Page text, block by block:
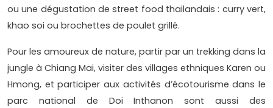
ou une dégustation de street food thailandais : curry vert,
khao soi ou brochettes de poulet grillé.
Pour les amoureux de nature, partir par un trekking dans la
jungle à Chiang Mai, visiter des villages ethniques Karen ou
Hmong, et participer aux activités d’écotourisme dans le
parc national de Doi Inthanon sont aussi des